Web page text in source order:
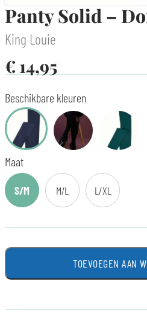
Panty Solid –
King Louie
€ 14,95
Beschikbare kleuren
Maat
S/M M/L L/XL
TOEVOEGEN AAN